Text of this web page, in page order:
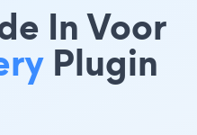
In Voor
Plugin